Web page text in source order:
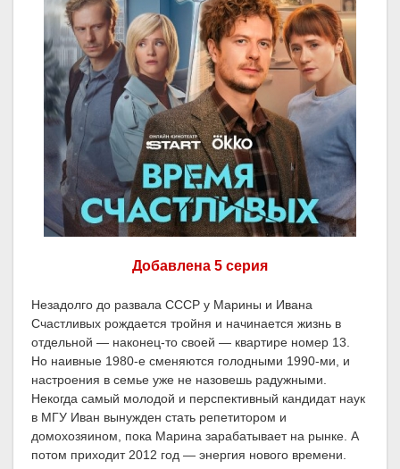
Добавлена 5 серия
Незадолго до развала СССР у Марины и Ивана
Счастливых рождается тройня и начинается жизнь в
отдельной — наконец-то своей — квартире номер 13.
Но наивные 1980-е сменяются голодными 1990-ми, и
настроения в семье уже не назовешь радужными.
Некогда самый молодой и перспективный кандидат наук
в МГУ Иван вынужден стать репетитором и
домохозяином, пока Марина зарабатывает на рынке. А
потом приходит 2012 год — энергия нового времени.